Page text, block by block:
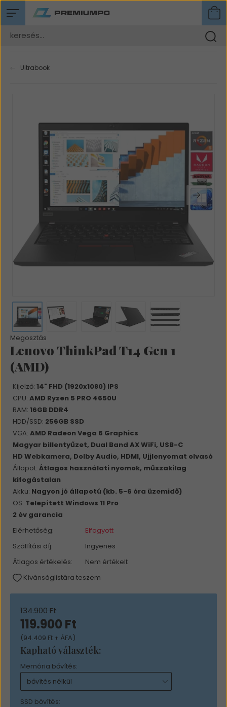
Ultrabook
Megosztás
Lenovo ThinkPad T14 Gen 1
(AMD)
Kijelző: 14" FHD (1920x1080) IPS
CPU: AMD Ryzen 5 PRO 4650U
RAM: 16GB DDR4
HDD/SSD: 256GB SSD
VGA: AMD Radeon Vega 6 Graphics
Magyar billentyűzet, Dual Band AX WiFi, USB-C
HD Webkamera, Dolby Audio, HDMI, Ujjlenyomat olvasó
Állapot: Átlagos használati nyomok, műszakilag
kifogástalan
Akku: Nagyon jó állapotú (kb. 5-6 óra üzemidő)
OS: Telepített Windows 11 Pro
2 év garancia
Elérhetőség:
Elfogyott
Szállítási díj:
Ingyenes
Átlagos értékelés:
Nem értékelt
Kívánságlistára teszem
134.900 Ft
119.900 Ft
(94.409 Ft + ÁFA)
Kapható választék:
Memória bővítés:
SSD bővítés: